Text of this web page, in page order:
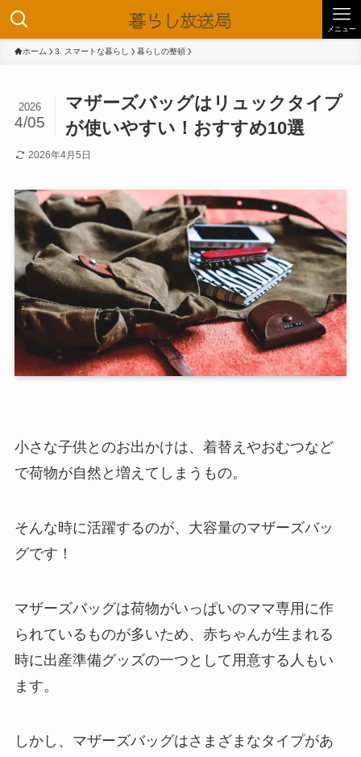
メニュー
ホーム 3. スマートな暮らし 暮らしの整頓
マザーズバッグはリュックタイプ
が使いやすい！おすすめ10選
2026
4/05
2026年4月5日
小さな子供とのお出かけは、着替えやおむつなど
で荷物が自然と増えてしまうもの。
そんな時に活躍するのが、大容量のマザーズバッ
グです！
マザーズバッグは荷物がいっぱいのママ専用に作
られているものが多いため、赤ちゃんが生まれる
時に出産準備グッズの一つとして用意する人もい
ます。
しかし、マザーズバッグはさまざまなタイプがあ